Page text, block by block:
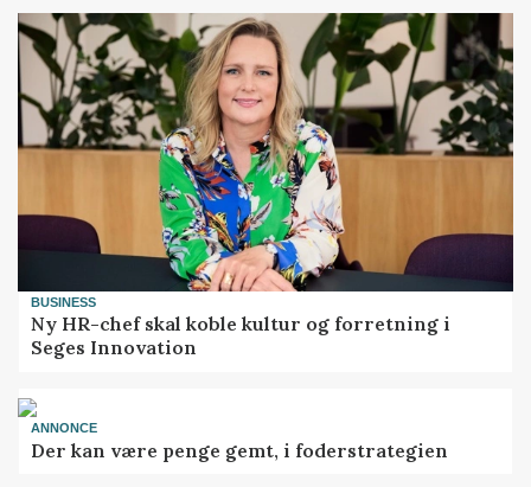
BUSINESS
Ny HR-chef skal koble kultur og forretning i
Seges Innovation
ANNONCE
Der kan være penge gemt, i foderstrategien